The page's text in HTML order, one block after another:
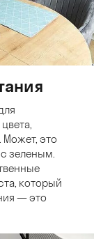
Может, это
зеленым.
который
— это